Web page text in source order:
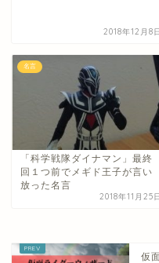
2018年12月8
名言
「科学戦隊ダイナマン」最終
回１つ前でメギド王子が言い
放った名言
2018年11月25
仮